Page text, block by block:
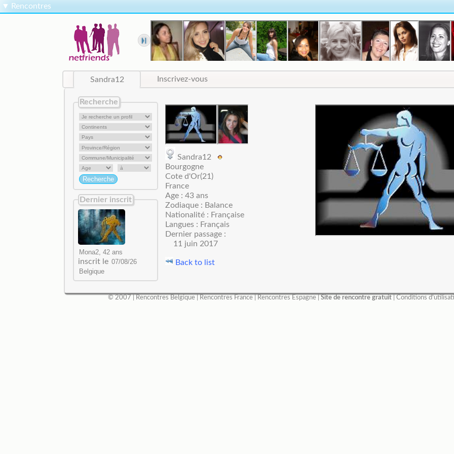
▼ Rencontres
Sandra12 Inscrivez-vous
Recherche
Dernier inscrit
inscrit le
Sandra12
Bourgogne
Cote d'Or(21)
France
Age : 43 ans
Zodiaque : Balance
Nationalité : Française
Langues : Français
Dernier passage :
11 juin 2017
Back to list
© 2007 | Rencontres Belgique| Rencontres France| Rencontres Espagne| Site de rencontre gratuit| Conditions